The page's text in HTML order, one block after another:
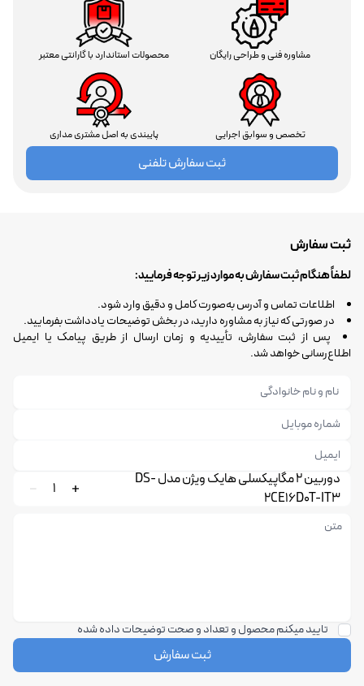
مشاوره فنی و طراحی رایگان محصولات استاندارد با گارانتی معتبر
تخصص و سوابق اجرایی پایبندی به اصل مشتری مداری
ثبت سفارش تلفنی
ثبت سفارش
لطفاً هنگام ثبت سفارش به موارد زیر توجه فرمایید:
اطلاعات تماس و آدرس به‌صورت کامل و دقیق وارد شود.
در صورتی که نیاز به مشاوره دارید، در بخش توضیحات یادداشت بفرمایید.
پس از ثبت سفارش، تأییدیه و زمان ارسال از طریق پیامک یا ایمیل
اطلاع‌رسانی خواهد شد.
دوربین 2 مگاپیکسلی هایک ویژن مدل DS-
2CE16D0T-IT3
1
تایید میکنم محصول و تعداد و صحت توضیحات داده شده
ثبت سفارش